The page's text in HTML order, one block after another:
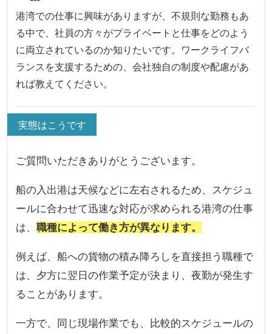
港湾での仕事に興味がありますが、不規則な勤務もあ
る中で、社員の方々がプライベートと仕事をどのよう
に両立されているのか知りたいです。ワークライフバ
ランスを支援するための、会社独自の制度や配慮があ
れば教えてください。
実態はこうです
ご質問いただきありがとうございます。
船の入出港は天候などに左右されるため、スケジュ
ールに合わせて迅速な対応が求められる港湾の仕事
は、職種によって働き方が異なります。
例えば、船への貨物の積み降ろしを直接担う職種で
は、夕方に翌日の作業予定が決まり、夜勤が発生す
ることがあります。
一方で、同じ現場作業でも、比較的スケジュールの